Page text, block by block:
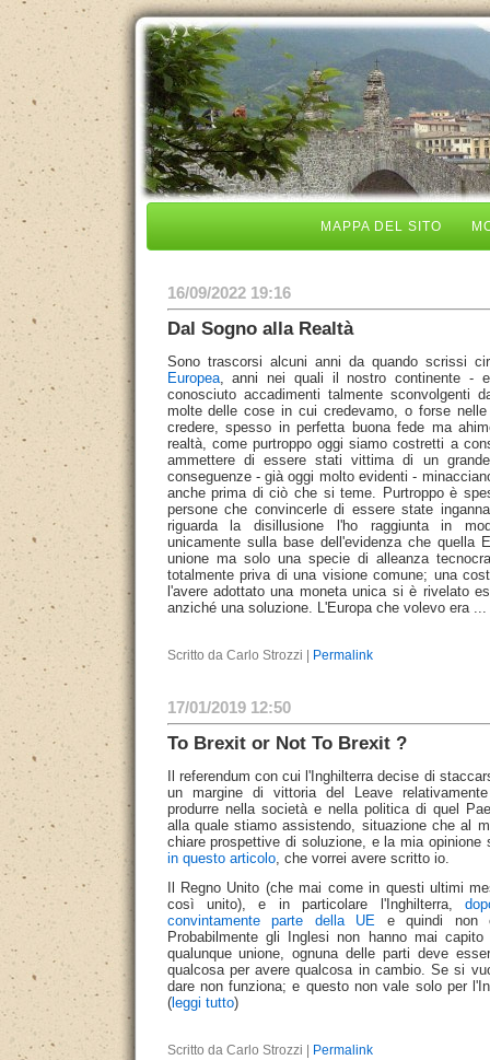
MAPPA DEL SITO
16/09/2022 19:16
Dal Sogno alla Realtà
Sono trascorsi alcuni anni da quando scrissi
Europea, anni nei quali il nostro continente -
conosciuto accadimenti talmente sconvolgenti
molte delle cose in cui credevamo, o forse
credere, spesso in perfetta buona fede ma
realtà, come purtroppo oggi siamo costretti a
ammettere di essere stati vittima di un
conseguenze - già oggi molto evidenti -
anche prima di ciò che si teme. Purtroppo è
persone che convincerle di essere state
riguarda la disillusione l'ho raggiunta in
unicamente sulla base dell'evidenza che quella
unione ma solo una specie di alleanza
totalmente priva di una visione comune; una
l'avere adottato una moneta unica si è rivelato
anziché una soluzione. L'Europa che volevo era ...
Scritto da Carlo Strozzi | Permalink
17/01/2019 12:50
To Brexit or Not To Brexit ?
Il referendum con cui l'Inghilterra decise di
un margine di vittoria del Leave
produrre nella società e nella politica di quel
alla quale stiamo assistendo, situazione che al
chiare prospettive di soluzione, e la mia
in questo articolo, che vorrei avere scritto io.
Il Regno Unito (che mai come in questi ultimi
così unito), e in particolare l'Inghilterra,
convintamente parte della UE e quindi non
Probabilmente gli Inglesi non hanno mai
qualunque unione, ognuna delle parti deve
qualcosa per avere qualcosa in cambio. Se si
dare non funziona; e questo non vale solo per
(leggi tutto)
Scritto da Carlo Strozzi | Permalink